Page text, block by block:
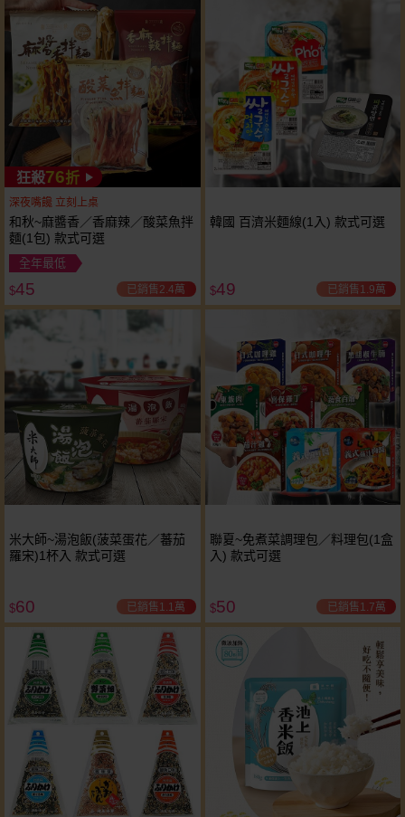
狂殺76折
深夜嘴饞 立刻上桌
和秋~麻醬香／香麻辣／酸菜魚拌
麵(1包) 款式可選
全年最低
$45 已銷售2.4萬
韓國 百濟米麵線(1入) 款式可選
$49 已銷售1.9萬
米大師~湯泡飯(菠菜蛋花／蕃茄
羅宋)1杯入 款式可選
$60 已銷售1.1萬
聯夏~免煮菜調理包／料理包(1盒
入) 款式可選
$50 已銷售1.7萬